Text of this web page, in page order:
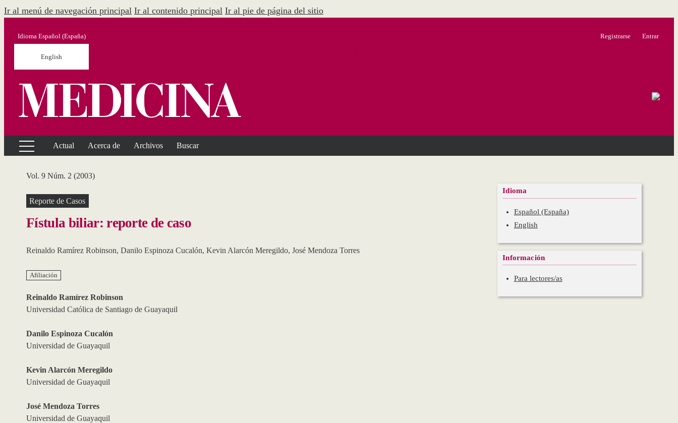
Ir al menú de navegación principal Ir al contenido principal Ir al pie de página del sitio
Idioma Español (España)
English
Registrarse Entrar
Actual Acerca de Archivos Buscar
Vol. 9 Núm. 2 (2003)
Reporte de Casos
Fístula biliar: reporte de caso
Reinaldo Ramírez Robinson, Danilo Espinoza Cucalón, Kevin Alarcón Meregildo, José Mendoza Torres
Afiliación
Reinaldo Ramírez Robinson
Universidad Católica de Santiago de Guayaquil
Danilo Espinoza Cucalón
Universidad de Guayaquil
Kevin Alarcón Meregildo
Universidad de Guayaquil
José Mendoza Torres
Universidad de Guayaquil
Idioma
Español (España)
English
Información
Para lectores/as